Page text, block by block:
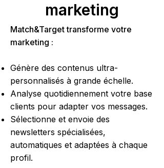
marketing
Match&Target transforme votre
marketing :
Génère des contenus ultra-
personnalisés à grande échelle.
Analyse quotidiennement votre base
clients pour adapter vos messages.
Sélectionne et envoie des
newsletters spécialisées,
automatiques et adaptées à chaque
profil.